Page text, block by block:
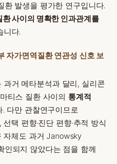
환 발생을 평가한 연구입니다.
사이의 명확한 인과관계를
니다.
가면역질환 연관성 신호 보
거 메타분석과 달리, 실리콘
티스 질환 사이의 통계적
. 다만 관찰연구이므로
택 편향·진단 편향·추적 방식
자체도 과거 Janowsky
인되지 않았다는 점을 함께